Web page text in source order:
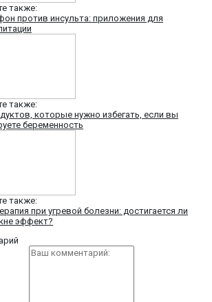
также:
против инсульта: приложения для
также:
которые нужно избегать, если вы
беременность
также:
при угревой болезни: достигается ли
эффект?